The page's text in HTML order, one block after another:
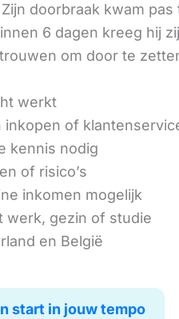
doorbraak kwam pas
6 dagen kreeg hij
om door te
werkt
inkopen of
kennis nodig
of risico’s
inkomen mogelijk
werk, gezin of studie
en België
start in jouw tempo